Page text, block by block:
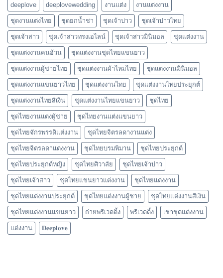
deeplove deeplovewedding งานแต่ง งานแต่งงาน
ชุดงานแต่งไทย ชุดยกน้ำชา ชุดเจ้าบ่าว ชุดเจ้าบ่าวไทย
ชุดเจ้าสาว ชุดเจ้าสาวทรงเอไลน์ ชุดเจ้าสาวมินิมอล ชุดแต่งงาน
ชุดแต่งงานคนอ้วน ชุดแต่งงานชุดไทยแขนยาว
ชุดแต่งงานผู้ชายไทย ชุดแต่งงานผ้าไหมไทย ชุดแต่งงานมินิมอล
ชุดแต่งงานแขนยาวไทย ชุดแต่งงานไทย ชุดแต่งงานไทยประยุกต์
ชุดแต่งงานไทยสีเงิน ชุดแต่งงานไทยแขนยาว ชุดไทย
ชุดไทยงานแต่งผู้ชาย ชุดไทยงานแต่งแขนยาว
ชุดไทยจักรพรรดิแต่งงาน ชุดไทยจิตรลดางานแต่ง
ชุดไทยจิตรลดาแต่งงาน ชุดไทยบรมพิมาน ชุดไทยประยุกต์
ชุดไทยประยุกต์หญิง ชุดไทยศิวาลัย ชุดไทยเจ้าบ่าว
ชุดไทยเจ้าสาว ชุดไทยแขนยาวแต่งงาน ชุดไทยแต่งงาน
ชุดไทยแต่งงานประยุกต์ ชุดไทยแต่งงานผู้ชาย ชุดไทยแต่งงานสีเงิน
ชุดไทยแต่งงานแขนยาว ถ่ายพรีเวดดิ้ง พรีเวดดิ้ง เช่าชุดแต่งงาน
แต่งงาน 𝐃𝐞𝐞𝐩𝐥𝐨𝐯𝐞